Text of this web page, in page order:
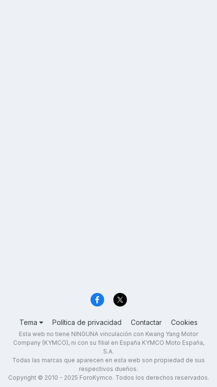
Tema Política de privacidad Contactar Cookies
Esta web no tiene NINGUNA vinculación con Kwang Yang Motor
Company (KYMCO), ni con su filial en España KYMCO Moto España,
S.A.
Todas las marcas que aparecen en esta web son propiedad de sus
respectivos dueños.
Copyright © 2010 - 2025 ForoKymco. Todos los derechos reservados.